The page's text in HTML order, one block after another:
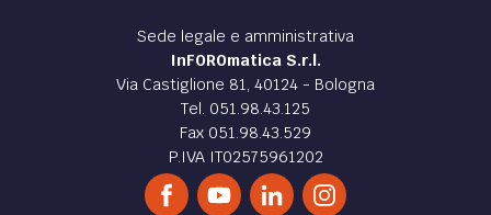
Sede legale e amministrativa
InFOROmatica S.r.l.
Via Castiglione 81, 40124 - Bologna
Tel. 051.98.43.125
Fax 051.98.43.529
P.IVA IT02575961202